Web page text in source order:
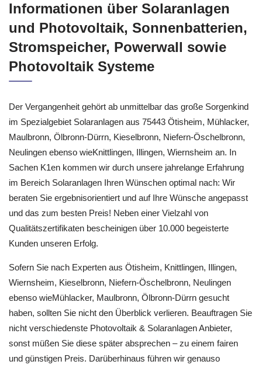
Informationen über Solaranlagen
und Photovoltaik, Sonnenbatterien,
Stromspeicher, Powerwall sowie
Photovoltaik Systeme
Der Vergangenheit gehört ab unmittelbar das große Sorgenkind
im Spezialgebiet Solaranlagen aus 75443 Ötisheim, Mühlacker,
Maulbronn, Ölbronn-Dürrn, Kieselbronn, Niefern-Öschelbronn,
Neulingen ebenso wieKnittlingen, Illingen, Wiernsheim an. In
Sachen K1en kommen wir durch unsere jahrelange Erfahrung
im Bereich Solaranlagen Ihren Wünschen optimal nach: Wir
beraten Sie ergebnisorientiert und auf Ihre Wünsche angepasst
und das zum besten Preis! Neben einer Vielzahl von
Qualitätszertifikaten bescheinigen über 10.000 begeisterte
Kunden unseren Erfolg.
Sofern Sie nach Experten aus Ötisheim, Knittlingen, Illingen,
Wiernsheim, Kieselbronn, Niefern-Öschelbronn, Neulingen
ebenso wieMühlacker, Maulbronn, Ölbronn-Dürrn gesucht
haben, sollten Sie nicht den Überblick verlieren. Beauftragen Sie
nicht verschiedenste Photovoltaik & Solaranlagen Anbieter,
sonst müßen Sie diese später absprechen – zu einem fairen
und günstigen Preis. Darüberhinaus führen wir genauso